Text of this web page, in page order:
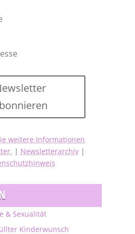
weitere Informationen
| Newsletterarchiv|
& Sexualität
Kinderwunsch